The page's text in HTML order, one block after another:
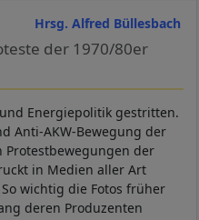
Hrsg. Alfred Büllesbach
der 1970/80er
Energiepolitik gestritten.
Anti-AKW-Bewegung der
Protestbewegungen der
in Medien aller Art
wichtig die Fotos früher
deren Produzenten